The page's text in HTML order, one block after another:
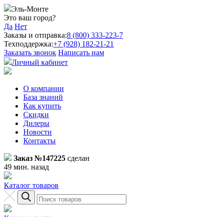
Эль-Монте
Это ваш город?
Да Нет
Заказы и отправка:8 (800) 333-223-7
Техподдержка:+7 (928) 182-21-21
Заказать звонок Написать нам
Личный кабинет
О компании
База знаний
Как купить
Скидки
Дилеры
Новости
Контакты
Заказ №147225 сделан
49 мин. назад
Каталог товаров